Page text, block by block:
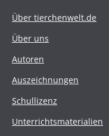
Über tierchenwelt.de
Über uns
Autoren
Auszeichnungen
Schullizenz
Unterrichtsmaterialien